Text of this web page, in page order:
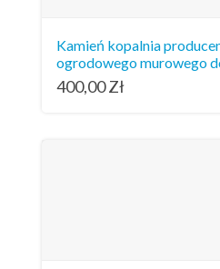
Kamień kopalnia
ogrodowego murowego
400,00Zł